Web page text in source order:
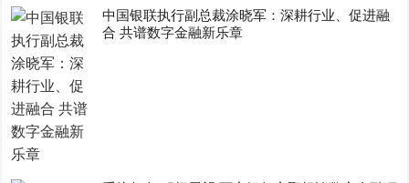
中国银联执行副总裁涂晓军：深耕行业、促进融
合 共谱数字金融新乐章